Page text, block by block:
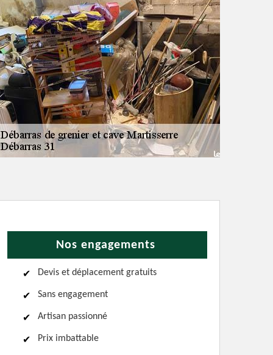
Nos engagements
Devis et déplacement gratuits
Sans engagement
Artisan passionné
Prix imbattable